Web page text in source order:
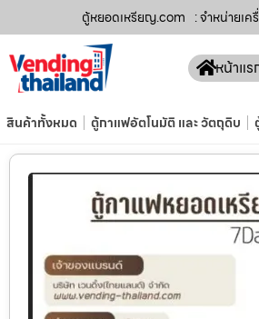
ตู้หยอดเหรียญ.com : จำหน่ายเ
หน้าแร
สินค้าทั้งหมด ตู้กาแฟอัตโนมัติ และ วัตถุดิบ